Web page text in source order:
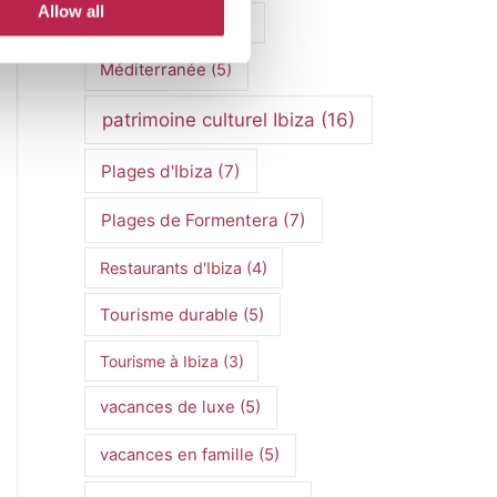
Allow all
Marchés hippies
Méditerranée(5)
patrimoine culturel Ibiza (16)
Plages d'Ibiza (7)
Plages de Formentera (7)
Restaurants d'Ibiza (4)
Tourisme durable (5)
Tourisme à Ibiza (3)
vacances de luxe (5)
vacances en famille (5)